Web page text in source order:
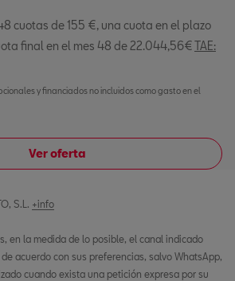
cuotas de 155 €, una cuota en el plazo
final en el mes 48 de 22.044,56€TAE:
y financiados no incluidos como gasto en el
Ver oferta
S.L. +info
en la medida de lo posible, el canal indicado
acuerdo con sus preferencias, salvo WhatsApp,
cuando exista una petición expresa por su